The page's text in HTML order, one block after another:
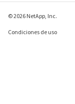
© 2026 NetApp, Inc.
Condiciones de uso